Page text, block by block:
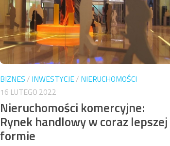
BIZNES / INWESTYCJE/ NIERUCHOMOŚCI
16 LUTEGO 2022
Nieruchomości komercyjne:
Rynek handlowy w coraz lepszej
formie